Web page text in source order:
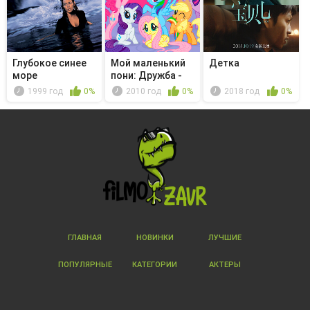
Глубокое синее
море
1999 год 0%
Мой маленький
пони: Дружба -
это чудо...
2010 год 0%
Детка
2018 год 0%
ГЛАВНАЯ НОВИНКИ ЛУЧШИЕ
ПОПУЛЯРНЫЕ КАТЕГОРИИ АКТЕРЫ